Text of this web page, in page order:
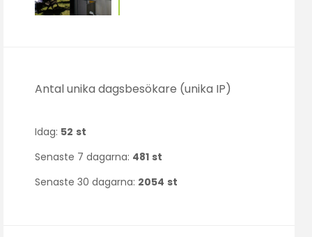
Antal unika dagsbesökare (unika IP)
Idag: 52 st
Senaste 7 dagarna: 481 st
Senaste 30 dagarna: 2054 st